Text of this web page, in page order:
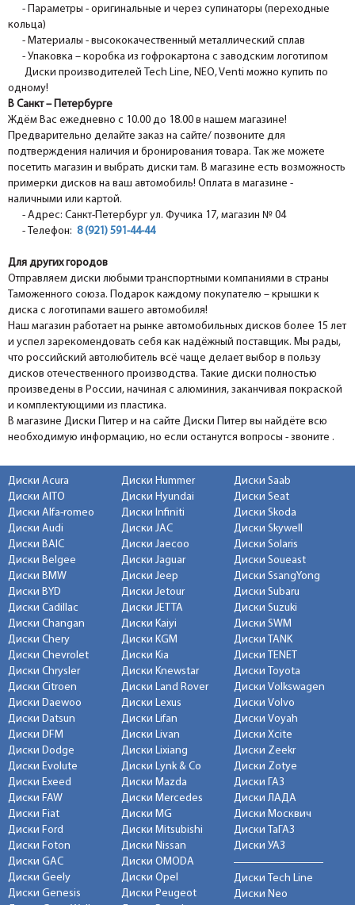
- Параметры - оригинальные и через супинаторы (переходные
кольца)
- Материалы - высококачественный металлический сплав
- Упаковка – коробка из гофрокартона с заводским логотипом
Диски производителей Tech Line, NEO, Venti можно купить по
одному!
В Санкт – Петербурге
Ждём Вас ежедневно с 10.00 до 18.00 в нашем магазине!
Предварительно делайте заказ на сайте/ позвоните для
подтверждения наличия и бронирования товара. Так же можете
посетить магазин и выбрать диски там. В магазине есть возможность
примерки дисков на ваш автомобиль! Оплата в магазине -
наличными или картой.
- Адрес: Санкт-Петербург ул. Фучика 17, магазин № 04
- Телефон: 8 (921) 591-44-44
Для других городов
Отправляем диски любыми транспортными компаниями в страны
Таможенного союза. Подарок каждому покупателю – крышки к
диска с логотипами вашего автомобиля!
Наш магазин работает на рынке автомобильных дисков более 15 лет
и успел зарекомендовать себя как надёжный поставщик. Мы рады,
что российский автолюбитель всё чаще делает выбор в пользу
дисков отечественного производства. Такие диски полностью
произведены в России, начиная с алюминия, заканчивая покраской
и комплектующими из пластика.
В магазине Диски Питер и на сайте Диски Питер вы найдёте всю
необходимую информацию, но если останутся вопросы - звоните .
Диски Acura
Диски AITO
Диски Alfa-romeo
Диски Audi
Диски BAIC
Диски Belgee
Диски BMW
Диски BYD
Диски Cadillac
Диски Changan
Диски Chery
Диски Chevrolet
Диски Chrysler
Диски Citroen
Диски Daewoo
Диски Datsun
Диски DFM
Диски Dodge
Диски Evolute
Диски Exeed
Диски FAW
Диски Fiat
Диски Ford
Диски Foton
Диски GAC
Диски Geely
Диски Genesis
Диски Hummer
Диски Hyundai
Диски Infiniti
Диски JAC
Диски Jaecoo
Диски Jaguar
Диски Jeep
Диски Jetour
Диски JETTA
Диски Kaiyi
Диски KGM
Диски Kia
Диски Knewstar
Диски Land Rover
Диски Lexus
Диски Lifan
Диски Livan
Диски Lixiang
Диски Lynk & Co
Диски Mazda
Диски Mercedes
Диски MG
Диски Mitsubishi
Диски Nissan
Диски OMODA
Диски Opel
Диски Peugeot
Диски Saab
Диски Seat
Диски Skoda
Диски Skywell
Диски Solaris
Диски Soueast
Диски SsangYong
Диски Subaru
Диски Suzuki
Диски SWM
Диски TANK
Диски TENET
Диски Toyota
Диски Volkswagen
Диски Volvo
Диски Voyah
Диски Xcite
Диски Zeekr
Диски Zotye
Диски ГАЗ
Диски ЛАДА
Диски Москвич
Диски ТаГАЗ
Диски УАЗ
Диски Tech Line
Диски Neo